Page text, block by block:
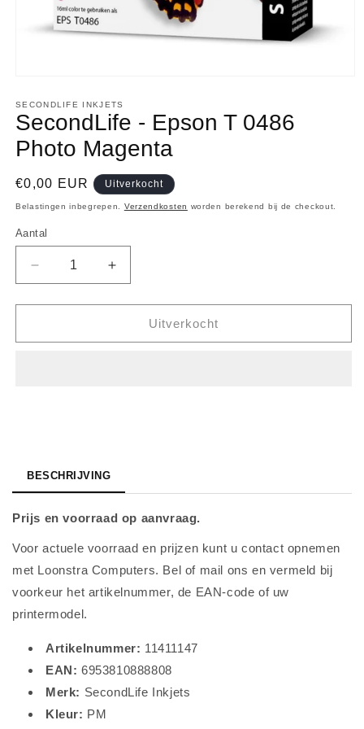
openen
in
modaal
SECONDLIFE INKJETS
SecondLife - Epson T 0486
Photo Magenta
Normale
prijs
€0,00 EUR Uitverkocht
Belastingen inbegrepen. Verzendkosten worden berekend bij de checkout.
Aantal
Aantal
Aantal
verlagen
voor
-
Aantal
verhogen
voor
SecondLife
-
Uitverkocht
BESCHRIJVING
Prijs en voorraad op aanvraag.
Voor actuele voorraad en prijzen kunt u contact opnemen
met Loonstra Computers. Bel of mail ons en vermeld bij
voorkeur het artikelnummer, de EAN-code of uw
printermodel.
Artikelnummer: 11411147
EAN: 6953810888808
Merk: SecondLife Inkjets
Kleur: PM